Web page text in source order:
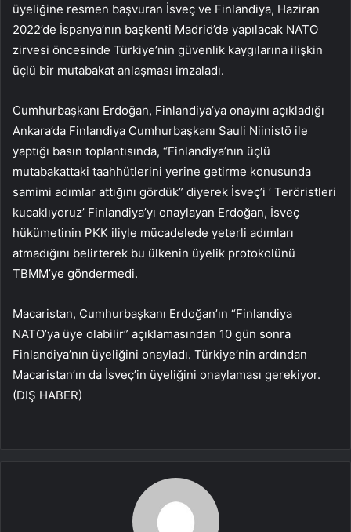
üyeliğine resmen başvuran İsveç ve Finlandiya, Haziran
2022’de İspanya’nın başkenti Madrid’de yapılacak NATO
zirvesi öncesinde Türkiye’nin güvenlik kaygılarına ilişkin
üçlü bir mutabakat anlaşması imzaladı.
Cumhurbaşkanı Erdoğan, Finlandiya’ya onayını açıkladığı
Ankara’da Finlandiya Cumhurbaşkanı Sauli Niinistö ile
yaptığı basın toplantısında, “Finlandiya’nın üçlü
mutabakattaki taahhütlerini yerine getirme konusunda
samimi adımlar attığını gördük” diyerek İsveç’i ‘ Teröristleri
kucaklıyoruz’ Finlandiya’yı onaylayan Erdoğan, İsveç
hükümetinin PKK iliyle mücadelede yeterli adımları
atmadığını belirterek bu ülkenin üyelik protokolünü
TBMM’ye göndermedi.
Macaristan, Cumhurbaşkanı Erdoğan’ın “Finlandiya
NATO’ya üye olabilir” açıklamasından 10 gün sonra
Finlandiya’nın üyeliğini onayladı. Türkiye’nin ardından
Macaristan’ın da İsveç’in üyeliğini onaylaması gerekiyor.
(DIŞ HABER)